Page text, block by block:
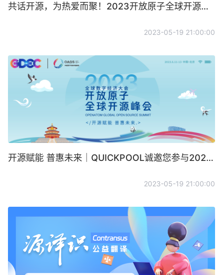
共话开源，为热爱而聚！2023开放原子全球开源峰会“开发者之夜”节目征集进行中！
2023-05-19 21:00:00
开源赋能 普惠未来｜QUICKPOOL诚邀您参与2023开放原子全球开源峰会
2023-05-19 21:00:00